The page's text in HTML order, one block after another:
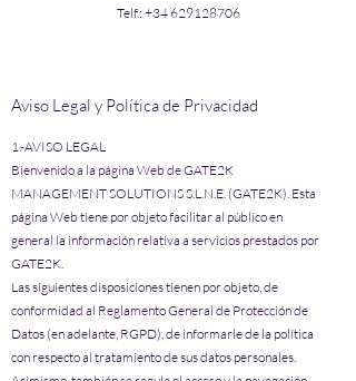
Telf.: +34 629128706
Aviso Legal y Política de Privacidad
1.-AVISO LEGAL
Bienvenido a la página Web de GATE2K
MANAGEMENT SOLUTIONS S.L.N.E. (GATE2K). Esta
página Web tiene por objeto facilitar al público en
general la información relativa a servicios prestados por
GATE2K.
Las siguientes disposiciones tienen por objeto, de
conformidad al Reglamento General de Protección de
Datos (en adelante, RGPD), de informarle de la política
con respecto al tratamiento de sus datos personales.